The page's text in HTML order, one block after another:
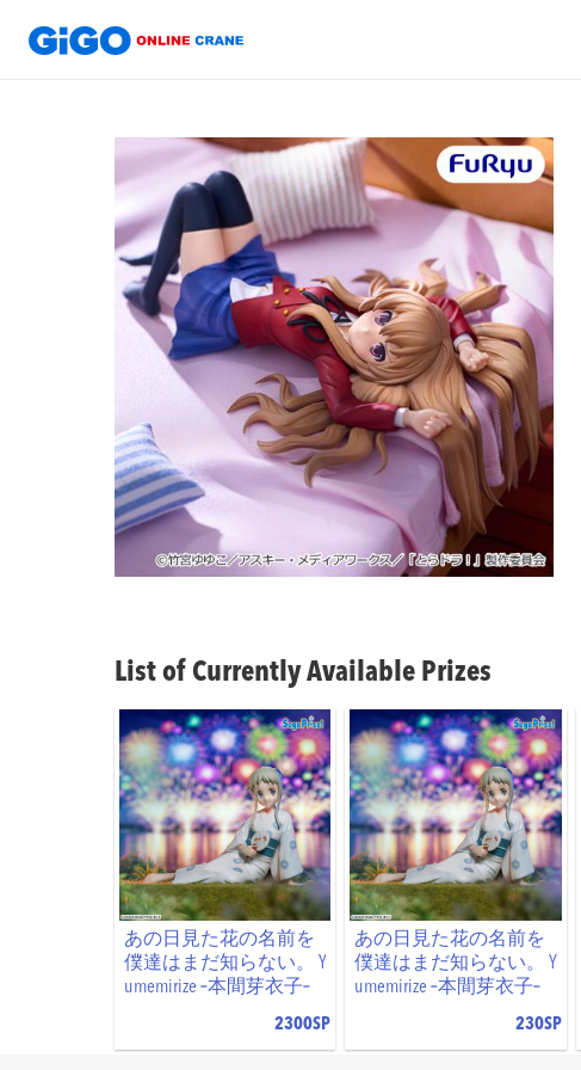
List of Currently Available Prizes
あの日見た花の名前を
僕達はまだ知らない。 Y
umemirize ‐本間芽衣子‐
2300SP
あの日見た花の名前を
僕達はまだ知らない。 Y
umemirize ‐本間芽衣子‐
230SP